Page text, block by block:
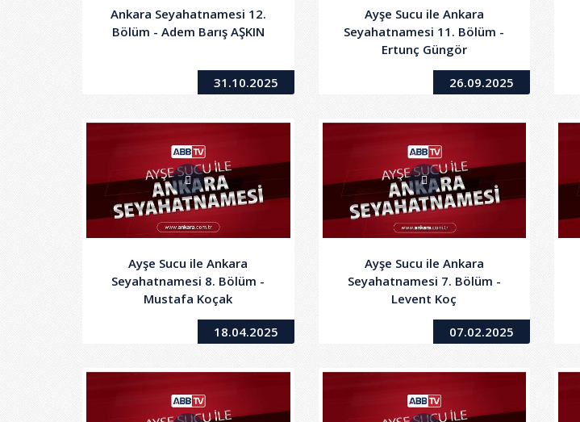
Ankara Seyahatnamesi 12.
Bölüm - Adem Barış AŞKIN
31.10.2025
Ayşe Sucu ile Ankara
Seyahatnamesi 11. Bölüm -
Ertunç Güngör
26.09.2025
Ayşe Sucu ile Ankara
Seyahatnamesi 8. Bölüm -
Mustafa Koçak
18.04.2025
Ayşe Sucu ile Ankara
Seyahatnamesi 7. Bölüm -
Levent Koç
07.02.2025